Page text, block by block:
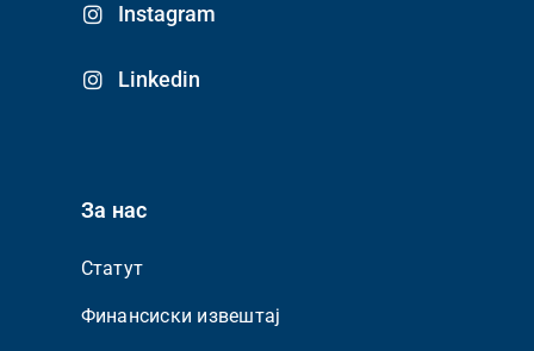
Instagram
Linkedin
За нас
Статут
Финансиски извештај